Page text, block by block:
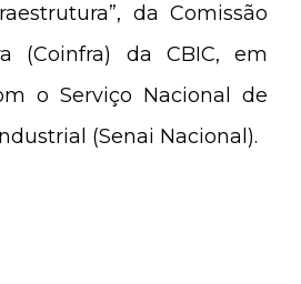
da Comissão
(Coinfra) da CBIC, em
o Serviço Nacional de
(Senai Nacional).